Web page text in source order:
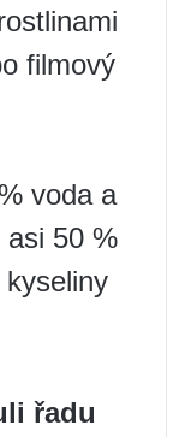
filmový
voda a
asi 50 %
řadu